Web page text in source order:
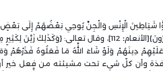
شَيَاطِينَ الْإِنْسِ وَالْجِنِّ يُوحِي بَعْضُهُمْ إِلَى بَعْضٍ
:
112]، وقال تعالى: {وَكَذَلِكَ زَيَّنَ
دِينَهُمْ وَلَوْ شَاءَ اللَّهُ مَا فَعَلُوهُ فَذَرْهُمْ وَمَا
النافذة وأن كلّ شيء تحت مشيئته من فعل خير